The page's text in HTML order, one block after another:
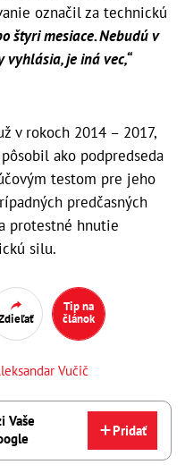
označil za technickú
štyri mesiace. Nebudú v
je iná vec,“
v rokoch 2014 – 2017,
ako podpredseda
testom pre jeho
predčasných
protestné hnutie
silu.
Tip na
článok
Vučič
Vaše
Pridať